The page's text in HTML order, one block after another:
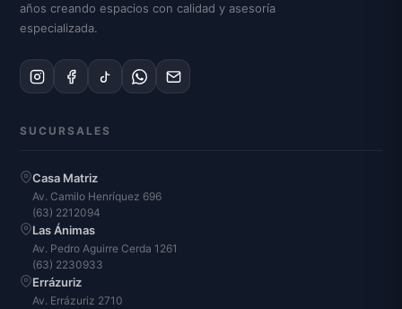
años creando espacios con calidad y asesoría
especializada.
SUCURSALES
Casa Matriz
Av. Camilo Henríquez 696
(63) 2212094
Las Ánimas
Av. Pedro Aguirre Cerda 1261
(63) 2230933
Errázuriz
Av. Errázuriz 2710